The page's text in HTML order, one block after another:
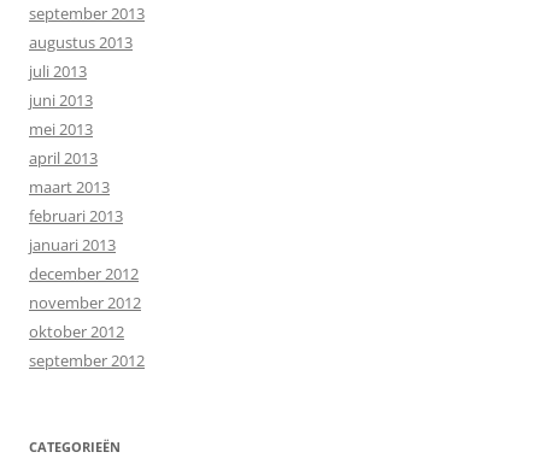
september 2013
augustus 2013
juli 2013
juni 2013
mei 2013
april 2013
maart 2013
februari 2013
januari 2013
december 2012
november 2012
oktober 2012
september 2012
CATEGORIEËN